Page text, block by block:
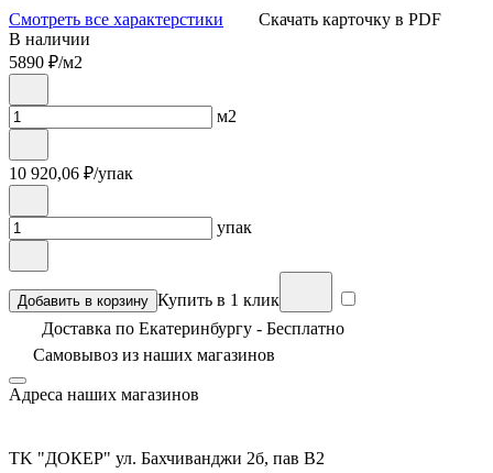
Смотреть все характерстики
Скачать карточку в PDF
В наличии
5890 ₽/м2
м2
10 920,06 ₽/упак
упак
Добавить в корзину Купить в 1 клик
Доставка по Екатеринбургу - Бесплатно
Самовывоз из наших магазинов
Адреса наших магазинов
TK "ДОКЕР" ул. Бахчиванджи 2б, пав В2